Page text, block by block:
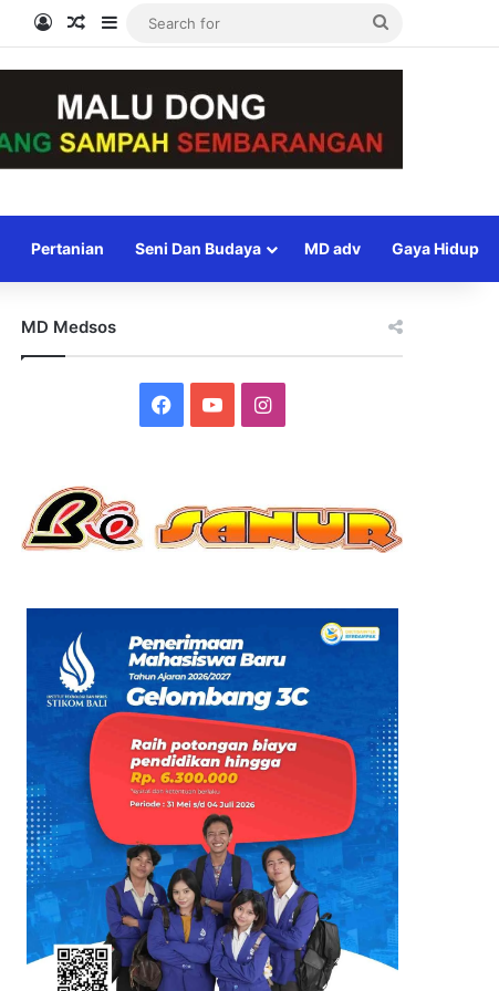
Log InRandom Article
Sidebar
Pertanian Seni Dan Budaya MD adv Gaya Hidup
MD Medsos
Facebook
YouTubeInstagram